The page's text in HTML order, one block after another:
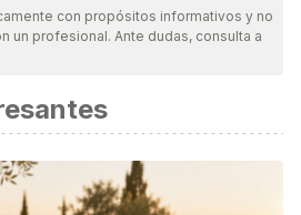
su calidad, confiabilidad,
de este artículo fue
con propósitos informativos y no
un profesional. Ante dudas, consulta a